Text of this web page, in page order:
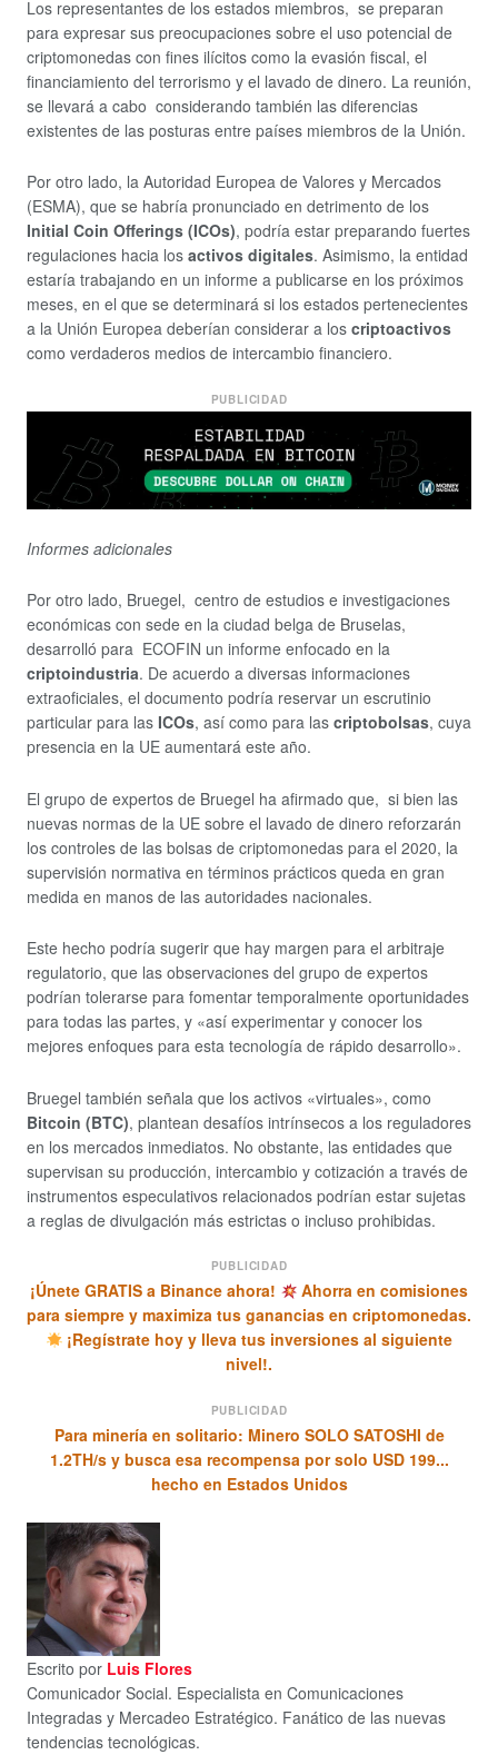
Los representantes de los estados miembros, se preparan
para expresar sus preocupaciones sobre el uso potencial de
criptomonedas con fines ilícitos como la evasión fiscal, el
financiamiento del terrorismo y el lavado de dinero. La reunión,
se llevará a cabo considerando también las diferencias
existentes de las posturas entre países miembros de la Unión.
Por otro lado, la Autoridad Europea de Valores y Mercados
(ESMA), que se habría pronunciado en detrimento de los
Initial Coin Offerings (ICOs), podría estar preparando fuertes
regulaciones hacia los activos digitales. Asimismo, la entidad
estaría trabajando en un informe a publicarse en los próximos
meses, en el que se determinará si los estados pertenecientes
a la Unión Europea deberían considerar a los criptoactivos
como verdaderos medios de intercambio financiero.
PUBLICIDAD
Informes adicionales
Por otro lado, Bruegel, centro de estudios e investigaciones
económicas con sede en la ciudad belga de Bruselas,
desarrolló para ECOFIN un informe enfocado en la
criptoindustria. De acuerdo a diversas informaciones
extraoficiales, el documento podría reservar un escrutinio
particular para las ICOs, así como para las criptobolsas, cuya
presencia en la UE aumentará este año.
El grupo de expertos de Bruegel ha afirmado que, si bien las
nuevas normas de la UE sobre el lavado de dinero reforzarán
los controles de las bolsas de criptomonedas para el 2020, la
supervisión normativa en términos prácticos queda en gran
medida en manos de las autoridades nacionales.
Este hecho podría sugerir que hay margen para el arbitraje
regulatorio, que las observaciones del grupo de expertos
podrían tolerarse para fomentar temporalmente oportunidades
para todas las partes, y «así experimentar y conocer los
mejores enfoques para esta tecnología de rápido desarrollo».
Bruegel también señala que los activos «virtuales», como
Bitcoin (BTC), plantean desafíos intrínsecos a los reguladores
en los mercados inmediatos. No obstante, las entidades que
supervisan su producción, intercambio y cotización a través de
instrumentos especulativos relacionados podrían estar sujetas
a reglas de divulgación más estrictas o incluso prohibidas.
PUBLICIDAD
¡Únete GRATIS a Binance ahora!
Ahorra en comisiones
para siempre y maximiza tus ganancias en criptomonedas.
¡Regístrate hoy y lleva tus inversiones al siguiente
nivel!.
PUBLICIDAD
Para minería en solitario: Minero SOLO SATOSHI de
1.2TH/s y busca esa recompensa por solo USD 199...
hecho en Estados Unidos
Escrito por Luis Flores
Comunicador Social. Especialista en Comunicaciones
Integradas y Mercadeo Estratégico. Fanático de las nuevas
tendencias tecnológicas.